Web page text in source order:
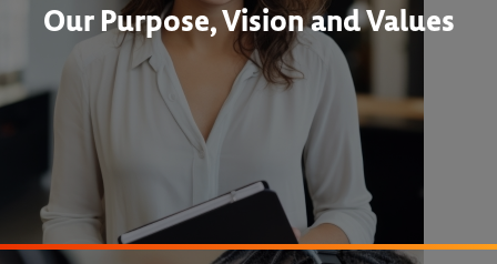
Our Purpose, Vision and Values